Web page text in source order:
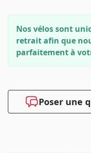
Nos vélos sont
retrait afin que
parfaitement à
Poser une